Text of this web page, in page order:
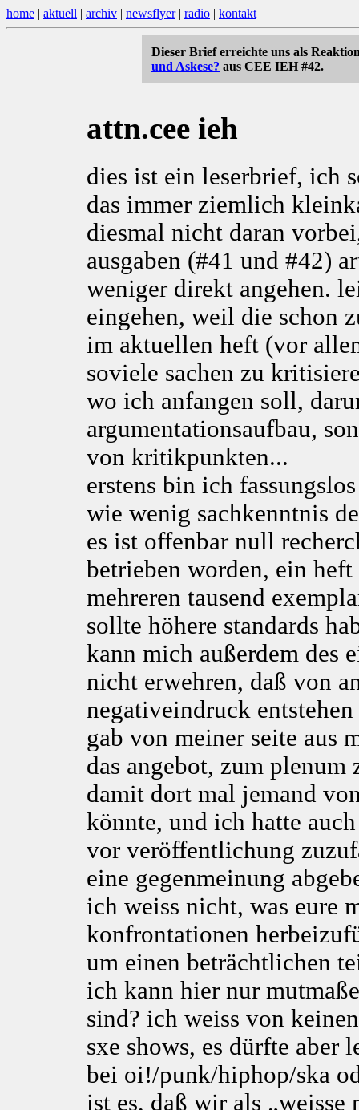
home | aktuell | archiv | newsflyer| radio | kontakt
Dieser Brief erreichte uns als
und Askese? aus CEE IEH #42.
attn.cee ieh
dies ist ein leserbrief, ich
das immer ziemlich
diesmal nicht daran
ausgaben (#41 und #42)
weniger direkt angehen.
eingehen, weil die schon
im aktuellen heft (vor
soviele sachen zu
wo ich anfangen soll,
argumentationsaufbau,
von kritikpunkten...
erstens bin ich
wie wenig sachkenntnis
es ist offenbar null
betrieben worden, ein
mehreren tausend
sollte höhere standards
kann mich außerdem des
nicht erwehren, daß von
negativeindruck
gab von meiner seite aus
das angebot, zum plenum
damit dort mal jemand
könnte, und ich hatte
vor veröffentlichung
eine gegenmeinung
ich weiss nicht, was eure
konfrontationen
um einen beträchtlichen
ich kann hier nur
sind? ich weiss von
sxe shows, es dürfte aber
bei oi!/punk/hiphop/ska
ist es, daß wir als „weisse